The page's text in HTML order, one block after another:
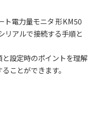
ト電力量モニタ 形KM50
リアルで接続する手順と
設定時のポイントを理解
ことができます。